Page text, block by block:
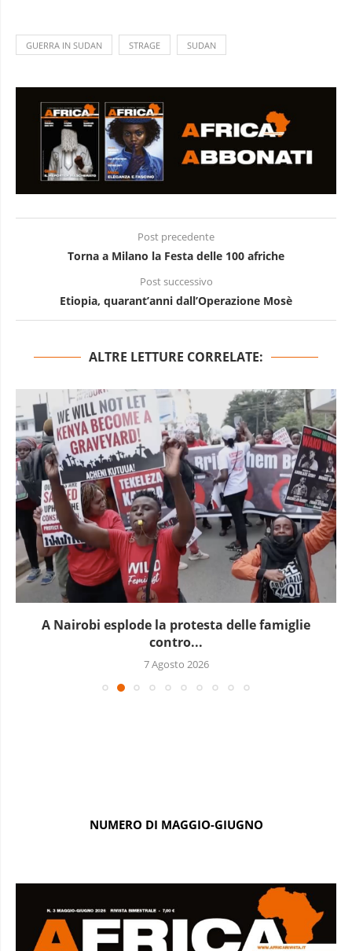
GUERRA IN SUDAN STRAGE SUDAN
Post precedente
Torna a Milano la Festa delle 100 afriche
Post successivo
Etiopia, quarant’anni dall’Operazione Mosè
ALTRE LETTURE CORRELATE:
A Nairobi esplode la protesta delle famiglie
contro...
7 Agosto 2026
NUMERO DI MAGGIO-GIUGNO